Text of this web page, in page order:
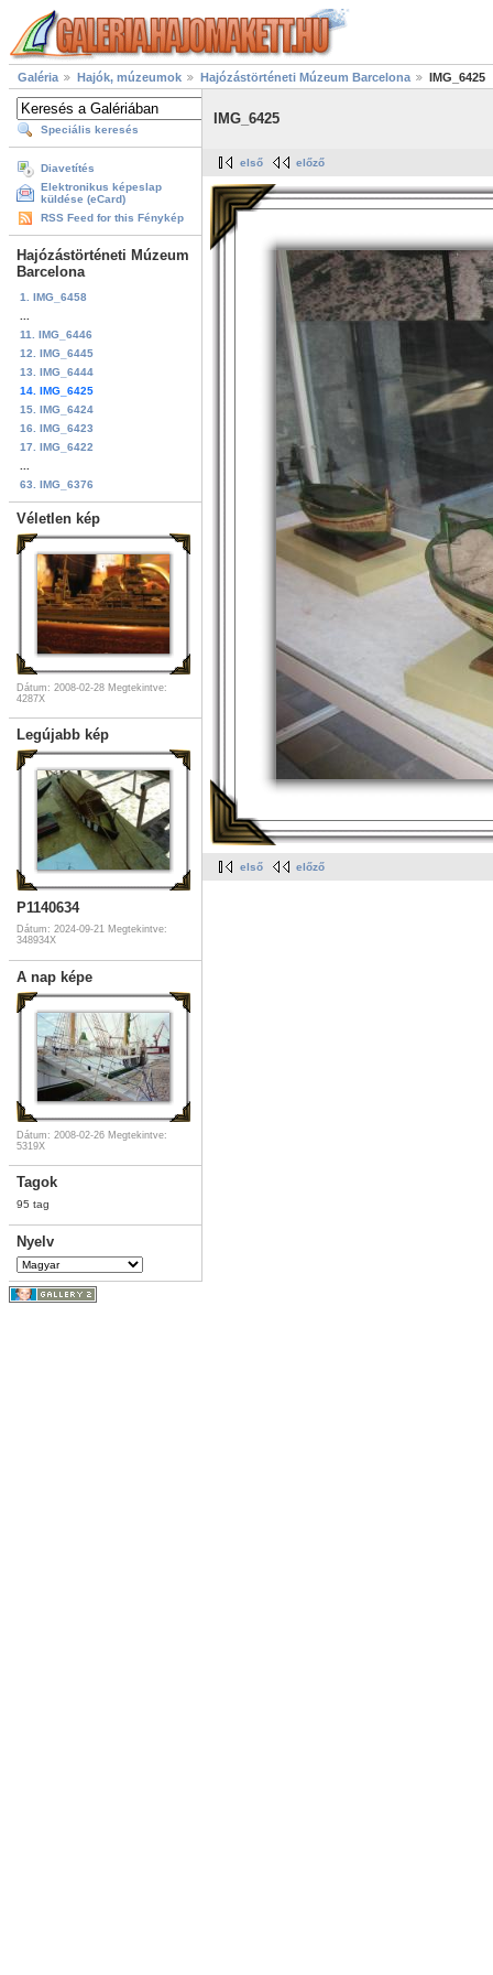
Galéria Hajók, múzeumok Hajózástörténeti Múzeum Barcelona IMG_6425
Speciális keresés
Diavetítés
Elektronikus képeslap
küldése (eCard)
RSS Feed for this Fénykép
Hajózástörténeti Múzeum
Barcelona
1. IMG_6458
11. IMG_6446
12. IMG_6445
13. IMG_6444
14. IMG_6425
15. IMG_6424
16. IMG_6423
17. IMG_6422
63. IMG_6376
Véletlen kép
Dátum: 2008-02-28 Megtekintve:
4287X
Legújabb kép
P1140634
Dátum: 2024-09-21 Megtekintve:
348934X
A nap képe
Dátum: 2008-02-26 Megtekintve:
5319X
Tagok
95 tag
Nyelv
IMG_6425
első előző
első előző